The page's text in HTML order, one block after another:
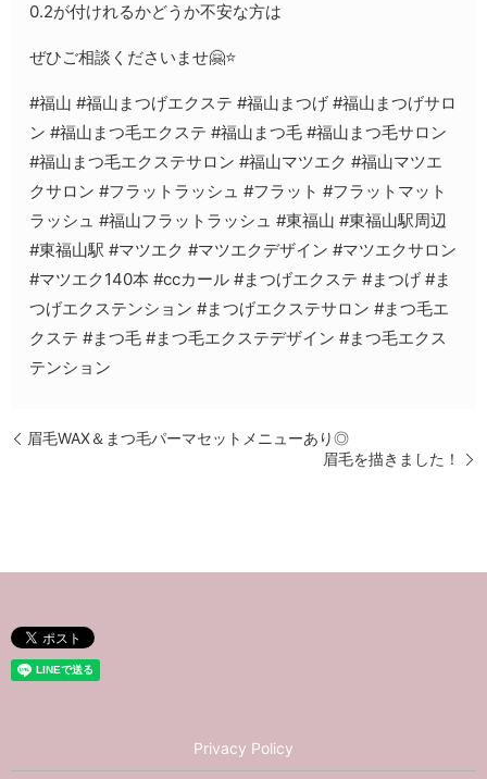
0.2が付けれるかどうか不安な方は
ぜひご相談くださいませ🤗⭐️
#福山 #福山まつげエクステ #福山まつげ #福山まつげサロ
ン #福山まつ毛エクステ #福山まつ毛 #福山まつ毛サロン
#福山まつ毛エクステサロン #福山マツエク #福山マツエ
クサロン #フラットラッシュ #フラット #フラットマット
ラッシュ #福山フラットラッシュ #東福山 #東福山駅周辺
#東福山駅 #マツエク #マツエクデザイン #マツエクサロン
#マツエク140本 #ccカール #まつげエクステ #まつげ #ま
つげエクステンション #まつげエクステサロン #まつ毛エ
クステ #まつ毛 #まつ毛エクステデザイン #まつ毛エクス
テンション
眉毛WAX＆まつ毛パーマセットメニューあり◎
眉毛を描きました！
Privacy Policy